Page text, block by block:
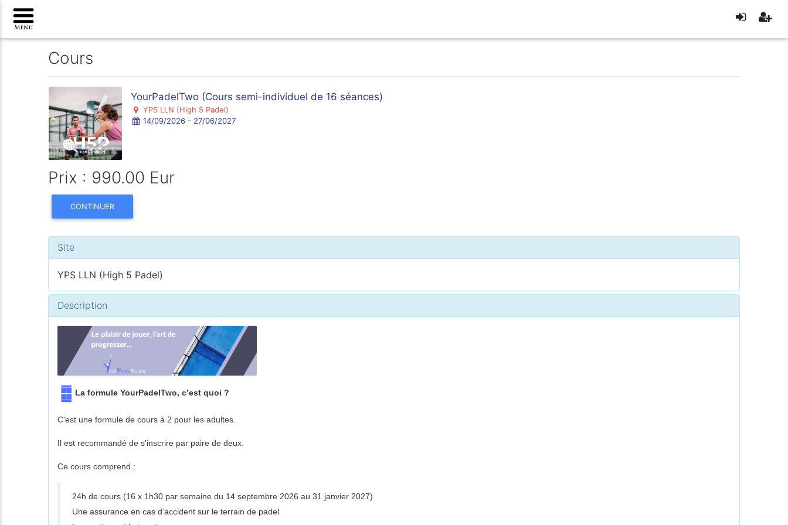
Cours
YourPadelTwo (Cours semi-individuel de 16 séances)
YPS LLN (High 5 Padel)
14/09/2026 - 27/06/2027
Prix : 990.00 Eur
CONTINUER
Site
YPS LLN (High 5 Padel)
Description
La formule YourPadelTwo, c’est quoi ?
C'est une formule de cours à 2 pour les adultes.
Il est recommandé de s'inscrire par paire de deux.
Ce cours comprend :
24h de cours (16 x 1h30 par semaine du 14 septembre 2026 au 31 janvier 2027)
Une assurance en cas d’accident sur le terrain de padel